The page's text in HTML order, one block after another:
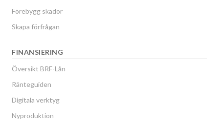
Förebygg skador
Skapa förfrågan
FINANSIERING
Översikt BRF-Lån
Ränteguiden
Digitala verktyg
Nyproduktion